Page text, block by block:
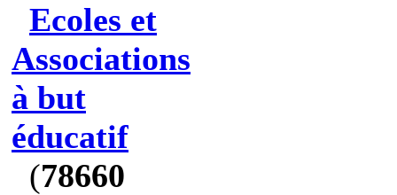
Ecoles et
Associations
à but
éducatif
(78660